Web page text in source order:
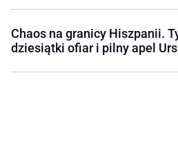
Chaos na granicy Hiszpanii.
dziesiątki ofiar i pilny apel